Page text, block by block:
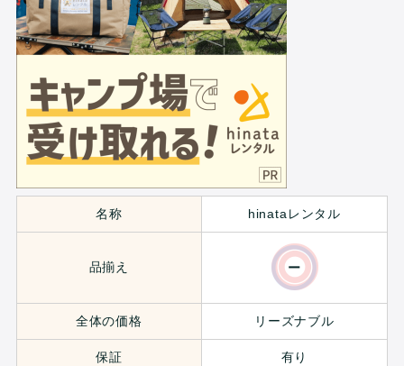
名称 hinataレンタル
品揃え ー
全体の価格 リーズナブル
保証 有り